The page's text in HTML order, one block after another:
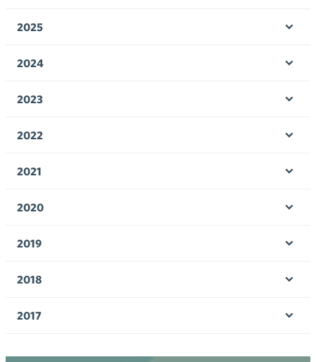
2025
2024
2023
2022
2021
2020
2019
2018
2017